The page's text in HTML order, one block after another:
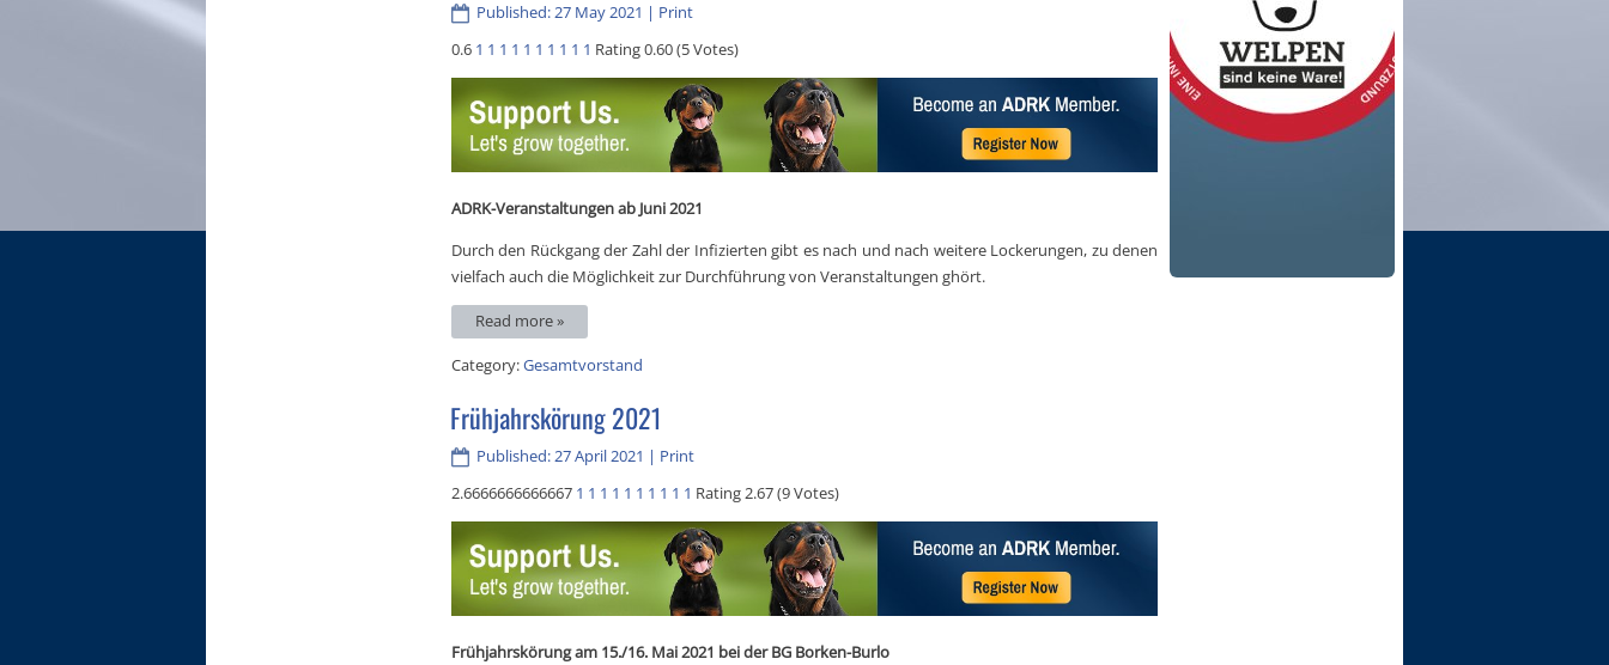
Published: 27 May 2021 | Print
0.6 1 1 1 1 1 1 1 1 1 1 Rating 0.60 (5 Votes)
ADRK-Veranstaltungen ab Juni 2021
Durch den Rückgang der Zahl der Infizierten gibt es nach und nach weitere Lockerungen, zu denen
vielfach auch die Möglichkeit zur Durchführung von Veranstaltungen ghört.
Read more »
Category:Gesamtvorstand
Frühjahrskörung 2021
Published: 27 April 2021 | Print
2.6666666666667 1 1 1 1 1 1 1 1 1 1 Rating 2.67 (9 Votes)
Frühjahrskörung am 15./16. Mai 2021 bei der BG Borken-Burlo